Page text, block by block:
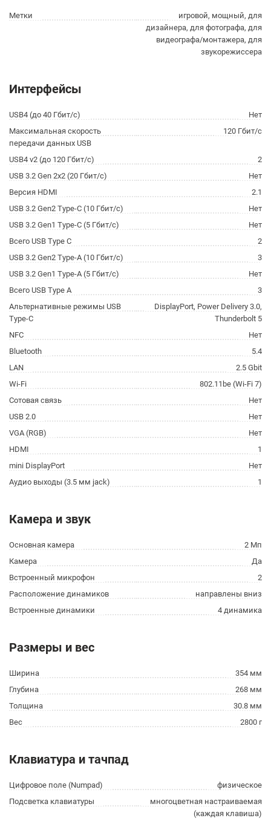
Метки
игровой, мощный, для
дизайнера, для фотографа, для
видеографа/монтажера, для
звукорежиссера
Интерфейсы
USB4 (до 40 Гбит/с)
Нет
Максимальная скорость
передачи данных USB
120 Гбит/с
USB4 v2 (до 120 Гбит/с)
2
USB 3.2 Gen 2x2 (20 Гбит/с)
Нет
Версия HDMI
2.1
USB 3.2 Gen2 Type-C (10 Гбит/с)
Нет
USB 3.2 Gen1 Type-C (5 Гбит/с)
Нет
Всего USB Type C
2
USB 3.2 Gen2 Type-A (10 Гбит/с)
3
USB 3.2 Gen1 Type-A (5 Гбит/с)
Нет
Всего USB Type A
3
Альтернативные режимы USB
Type-C
DisplayPort, Power Delivery 3.0,
Thunderbolt 5
NFC
Нет
Bluetooth
5.4
LAN
2.5 Gbit
Wi-Fi
802.11be (Wi-Fi 7)
Сотовая связь
Нет
USB 2.0
Нет
VGA (RGB)
Нет
HDMI
1
mini DisplayPort
Нет
Аудио выходы (3.5 мм jack)
1
Камера и звук
Основная камера
2 Мп
Камера
Да
Встроенный микрофон
2
Расположение динамиков
направлены вниз
Встроенные динамики
4 динамика
Размеры и вес
Ширина
354 мм
Глубина
268 мм
Толщина
30.8 мм
Вес
2800 г
Клавиатура и тачпад
Цифровое поле (Numpad)
физическое
Подсветка клавиатуры
многоцветная настраиваемая
(каждая клавиша)